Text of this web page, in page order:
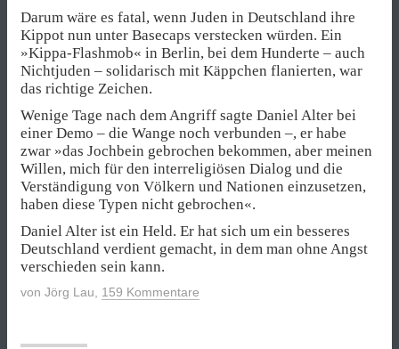
Darum wäre es fatal, wenn Juden in Deutschland ihre
Kippot nun unter Basecaps verstecken würden. Ein
»Kippa-Flashmob« in Berlin, bei dem Hunderte – auch
Nichtjuden – solidarisch mit Käppchen flanierten, war
das richtige Zeichen.
Wenige Tage nach dem Angriff sagte Daniel Alter bei
einer Demo – die Wange noch verbunden –, er habe
zwar »das Jochbein gebrochen bekommen, aber meinen
Willen, mich für den interreligiösen Dialog und die
Verständigung von Völkern und Nationen einzusetzen,
haben diese Typen nicht gebrochen«.
Daniel Alter ist ein Held. Er hat sich um ein besseres
Deutschland verdient gemacht, in dem man ohne Angst
verschieden sein kann.
von Jörg Lau, 159 Kommentare